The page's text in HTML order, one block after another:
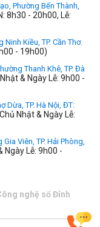
Phường Bến Thành,
8h30 - 20h00, Lễ:
Kiều, TP. Cần Thơ.
- 19h00)
Thanh Khê, TP. Đà
& Ngày Lễ: 9h00 -
Dừa, TP. Hà Nội, ĐT:
Nhật & Ngày Lễ:
Gia Viên, TP. Hải Phòng,
Ngày Lễ: 9h00 -
nghệ số Đỉnh